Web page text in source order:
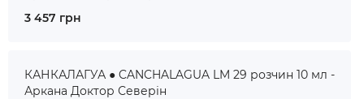
3 457 грн
КАНКАЛАГУА ● CANCHALAGUA LM 29 розчин 10 мл -
Аркана Доктор Северін